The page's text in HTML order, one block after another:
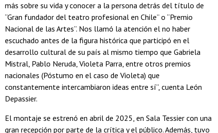
más sobre su vida y conocer a la persona detrás del título de
“Gran fundador del teatro profesional en Chile” o “Premio
Nacional de las Artes”. Nos llamó la atención el no haber
escuchado antes de la figura histórica que participó en el
desarrollo cultural de su país al mismo tiempo que Gabriela
Mistral, Pablo Neruda, Violeta Parra, entre otros premios
nacionales (Póstumo en el caso de Violeta) que
constantemente intercambiaron ideas entre sí”, cuenta León
Depassier.
El montaje se estrenó en abril de 2025, en Sala Tessier con una
gran recepción por parte de la crítica y el público. Además, tuvo